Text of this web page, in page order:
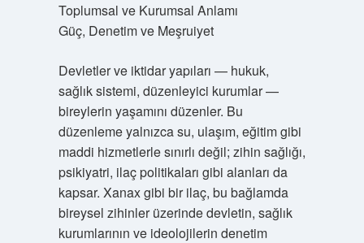
Toplumsal ve Kurumsal Anlamı
Güç, Denetim ve Meşruiyet
Devletler ve iktidar yapıları — hukuk,
sağlık sistemi, düzenleyici kurumlar —
bireylerin yaşamını düzenler. Bu
düzenleme yalnızca su, ulaşım, eğitim gibi
maddi hizmetlerle sınırlı değil; zihin sağlığı,
psikiyatri, ilaç politikaları gibi alanları da
kapsar. Xanax gibi bir ilaç, bu bağlamda
bireysel zihinler üzerinde devletin, sağlık
kurumlarının ve ideolojilerin denetim